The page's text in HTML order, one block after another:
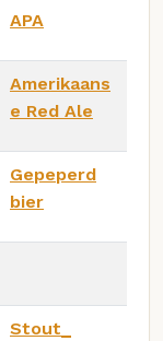
APA
Amerikaans
e Red Ale
Gepeperd
bier
Stout_